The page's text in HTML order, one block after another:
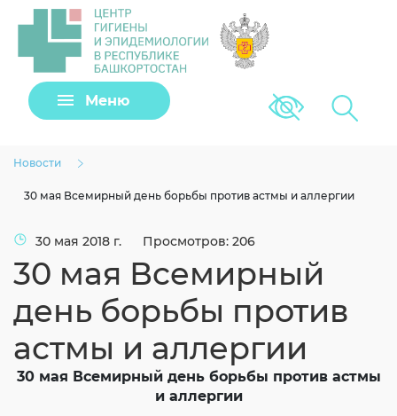
Меню Версия для
Новости
30 мая Всемирный день борьбы против астмы и аллергии
30 мая 2018 г. Просмотров: 206
30 мая Всемирный
день борьбы против
астмы и аллергии
30 мая Всемирный день борьбы против астмы
и аллергии
Задать вопрос
Клещи
Загрузить файл
Согласие на обработку личных данных